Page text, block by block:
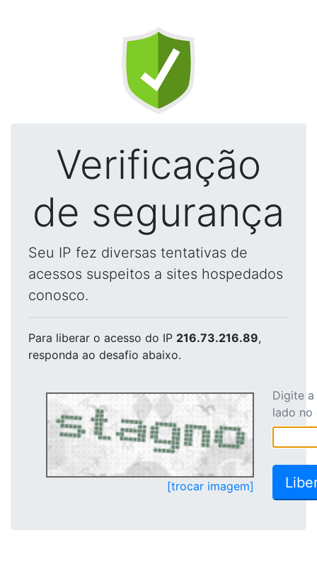
Verificação
de segurança
Seu IP fez diversas tentativas de
acessos suspeitos a sites hospedados
conosco.
Para liberar o acesso do IP 216.73.216.89,
responda ao desafio abaixo.
[trocar imagem]
Digite
lado no